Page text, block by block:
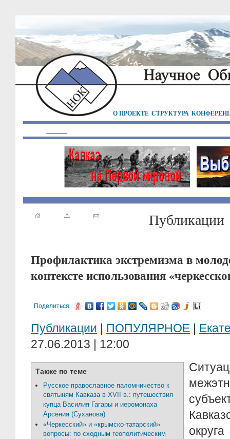
О ПРОЕКТЕ СТРУКТУРА
Публикации
Профилактика экстремизма в
контексте использования
Поделиться
Публикации | ПОПУЛЯРНОЕ |
27.06.2013 | 12:00
Также по теме
Русское православное паломничество к
святыням Кавказа в XVII в.: путешествия
купца Василия Гагары и иеромонаха
Арсения (Суханова)
«Черкесский» и «крымско-татарский»
вопросы: по сходным геополитическим